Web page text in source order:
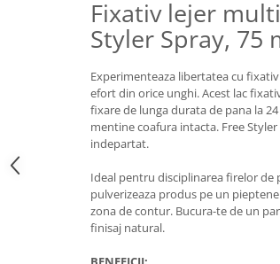
Fixativ lejer
Styler Spray, 75
Experimenteaza libertatea cu
efort din orice unghi. Acest lac
fixare de lunga durata de pana la
mentine coafura intacta. Free
indepartat.
Ideal pentru disciplinarea firelor de
pulverizeaza produs pe un
zona de contur. Bucura-te de un
finisaj natural.